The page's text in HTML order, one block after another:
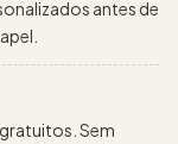
antes de
Sem